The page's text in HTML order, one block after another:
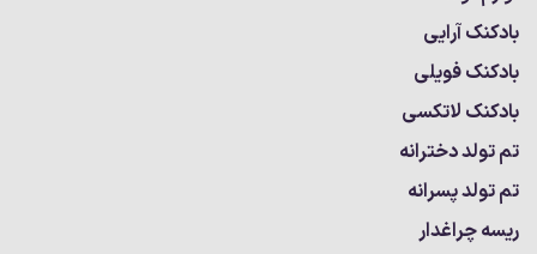
بادکنک آرایی
بادکنک فویلی
بادکنک لاتکسی
تم تولد دخترانه
تم تولد پسرانه
ریسه چراغدار